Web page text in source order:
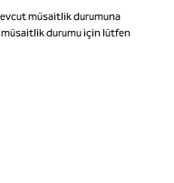
müsaitlik durumuna
müsaitlik durumu için lütfen